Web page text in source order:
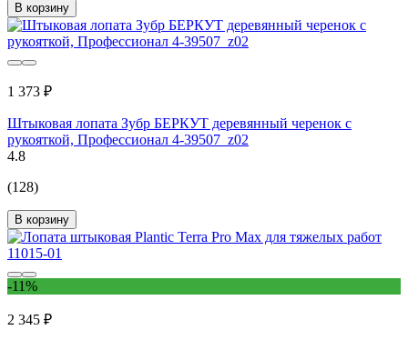
В корзину
1 373 ₽
Штыковая лопата Зубр БЕРКУТ деревянный черенок с
рукояткой, Профессионал 4-39507_z02
4.8
(128)
В корзину
-11%
2 345 ₽